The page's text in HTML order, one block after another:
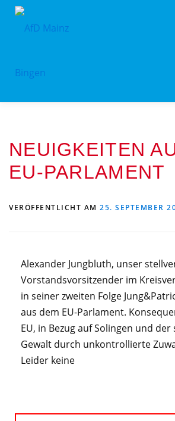
PROGRAMM ORGANIGRAMM
KONTAKT DATENSCHUTZ
NEUIGKEITEN
EU-PARLAMENT
VERÖFFENTLICHT AM 25. SEPTEMBER
Alexander Jungbluth, unser
Vorstandsvorsitzender im
in seiner zweiten Folge
aus dem EU-Parlament.
EU, in Bezug auf Solingen und
Gewalt durch unkontrollierte
Leider keine